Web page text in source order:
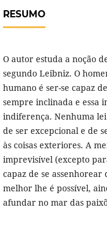
RESUMO
O autor estuda a noção
segundo Leibniz. O
humano é ser-se capaz
sempre inclinada e essa
indiferença. Nenhuma
de ser excepcional e de
às coisas exteriores. A
imprevisível (excepto
capaz de se
melhor lhe é possível,
afundar no mar das